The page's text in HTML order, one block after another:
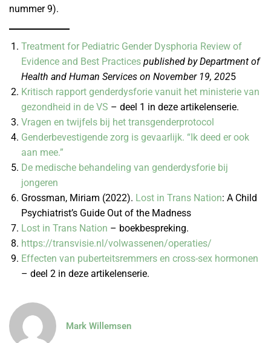
nummer 9).
Treatment for Pediatric Gender Dysphoria Review of
Evidence and Best Practices published byDepartment of
Health and Human Services on November 19, 2025
Kritisch rapport genderdysforie vanuit het ministerie van
gezondheid in de VS – deel 1 in deze artikelenserie.
Vragen en twijfels bij het transgenderprotocol
Genderbevestigende zorg is gevaarlijk. “Ik deed er ook
aan mee.”
De medische behandeling van genderdysforie bij
jongeren
Grossman, Miriam (2022). Lost in Trans Nation: A Child
Psychiatrist’s Guide Out of the Madness
Lost in Trans Nation – boekbespreking.
https://transvisie.nl/volwassenen/operaties/
Effecten van puberteitsremmers en cross-sex hormonen
– deel 2 in deze artikelenserie.
Mark Willemsen